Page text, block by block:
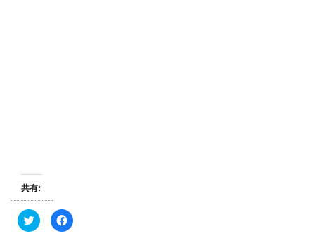
共有:
ク
リ
F
a